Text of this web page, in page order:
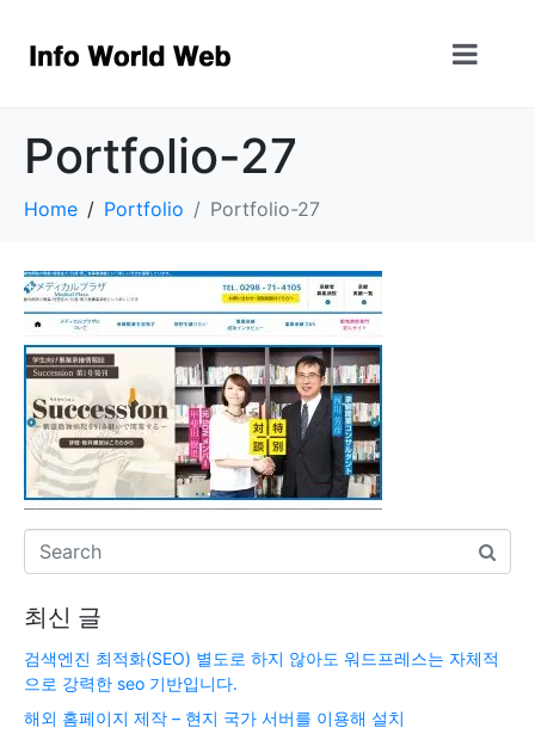
Portfolio-27
Home Portfolio Portfolio-27
최신 글
검색엔진 최적화(SEO) 별도로 하지 않아도 워드프레스는 자체적
으로 강력한 seo 기반입니다.
해외 홈페이지 제작 – 현지 국가 서버를 이용해 설치